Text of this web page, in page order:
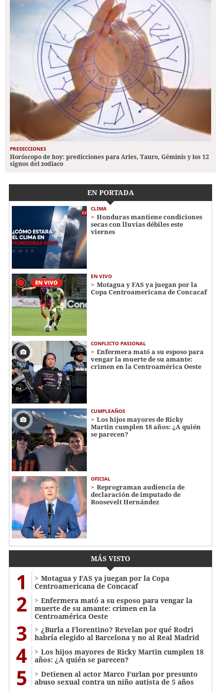
PREDICCIONES
Horóscopo de hoy: predicciones para Aries, Tauro, Géminis y los 12
signos del zodiaco
EN PORTADA
CLIMA
Honduras mantiene condiciones
secas con lluvias débiles este
viernes
EN VIVO
Motagua y FAS ya juegan por la
Copa Centroamericana de Concacaf
CONFLICTO PASIONAL
Enfermera mató a su esposo para
vengar la muerte de su amante:
crimen en la Centroamérica Oeste
CUMPLEAÑOS
Los hijos mayores de Ricky
Martin cumplen 18 años: ¿A quién
se parecen?
OFICIAL
Reprograman audiencia de
declaración de imputado de
Roosevelt Hernández
MÁS VISTO
1
Motagua y FAS ya juegan por la Copa
Centroamericana de Concacaf
2
Enfermera mató a su esposo para vengar la
muerte de su amante: crimen en la
Centroamérica Oeste
3
¿Burla a Florentino? Revelan por qué Rodri
habría elegido al Barcelona y no al Real Madrid
4
Los hijos mayores de Ricky Martin cumplen 18
años: ¿A quién se parecen?
5
Detienen al actor Marco Furlan por presunto
abuso sexual contra un niño autista de 5 años